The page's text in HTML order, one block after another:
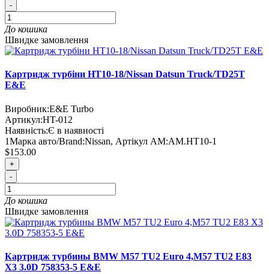
-
До кошика
Швидке замовлення
Картридж турбіни HT10-18/Nissan Datsun Truck/TD25T
E&E
Виробник:E&E Turbo
Артикул:HT-012
Наявність:Є в наявності
1Марка авто/Brand:Nissan, Артікул AM:AM.HT10-1
$153.00
+
-
До кошика
Швидке замовлення
Картридж турбины BMW M57 TU2 Euro 4,M57 TU2 E83
X3 3.0D 758353-5 E&E